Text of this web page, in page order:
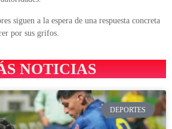
siguen a la espera de una respuesta concreta
por sus grifos.
NOTICIAS
DEPORTES